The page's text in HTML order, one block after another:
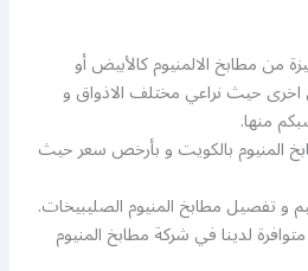
من مطابخ الالمنيوم كالأبيض أو
اخرى حيث نراعي مختلف الاذواق و
منها.
المنيوم بالكويت و بأرخص سعر حيث
و تفصيل مطابخ المنيوم الصليبيخات.
لدينا في شركة مطابخ المنيوم